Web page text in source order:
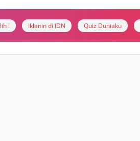
! Iklanin di IDN Quiz Duniaku